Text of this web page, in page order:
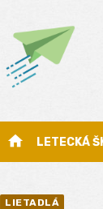
home LETECKÁ
LIETADLÁ